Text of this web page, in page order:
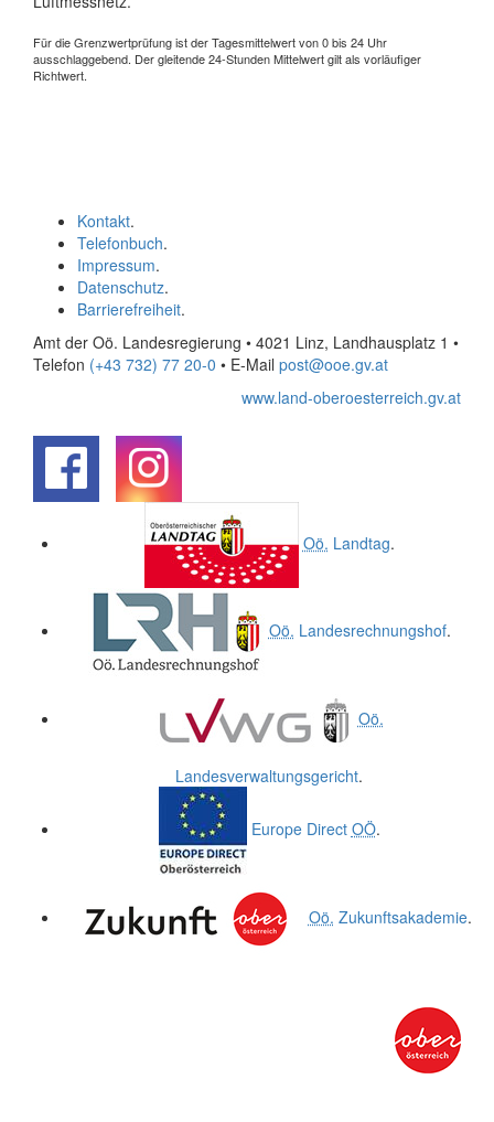
Für die Grenzwertprüfung ist der Tagesmittelwert von 0 bis 24 Uhr
ausschlaggebend. Der gleitende 24-Stunden Mittelwert gilt als vorläufiger
Richtwert.
Kontakt.
Telefonbuch.
Impressum.
Datenschutz.
Barrierefreiheit.
Amt der Oö. Landesregierung • 4021 Linz, Landhausplatz 1 •
Telefon (+43 732) 77 20-0 • E-Mail post@ooe.gv.at
www.land-oberoesterreich.gv.at
Oö. Landtag.
Oö. Landesrechnungshof.
Oö.
Landesverwaltungsgericht.
Europe Direct OÖ.
Oö. Zukunftsakademie.